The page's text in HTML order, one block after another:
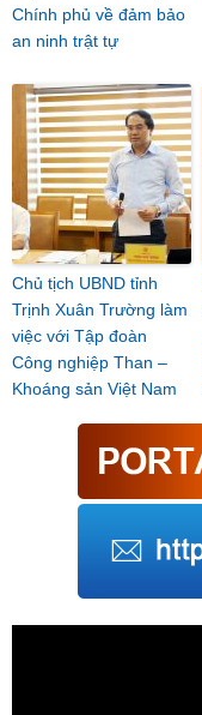
Chính phủ về đảm bảo
an ninh trật tự
Chủ tịch UBND tỉnh
Trịnh Xuân Trường làm
việc với Tập đoàn
Công nghiệp Than –
Khoáng sản Việt Nam